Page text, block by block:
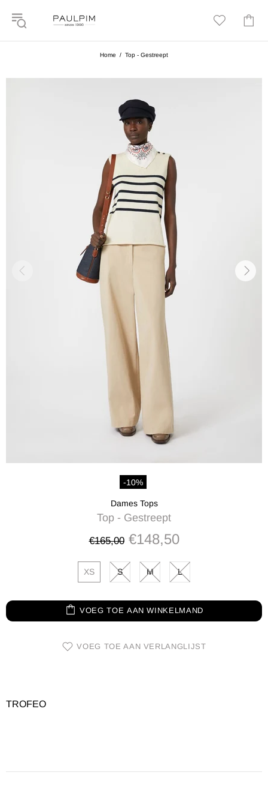
Home Top - Gestreept
-10%
Dames Tops
Top - Gestreept
€165,00 €148,50
XS S M L
VOEG TOE AAN WINKELMAND
VOEG TOE AAN VERLANGLIJST
TROFEO